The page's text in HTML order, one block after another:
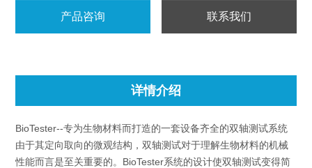
产品咨询 联系我们
详情介绍
BioTester--专为生物材料而打造的一套设备齐全的双轴测试系统
由于其定向取向的微观结构，双轴测试对于理解生物材料的机械
性能而言是至关重要的。BioTester系统的设计使双轴测试变得简